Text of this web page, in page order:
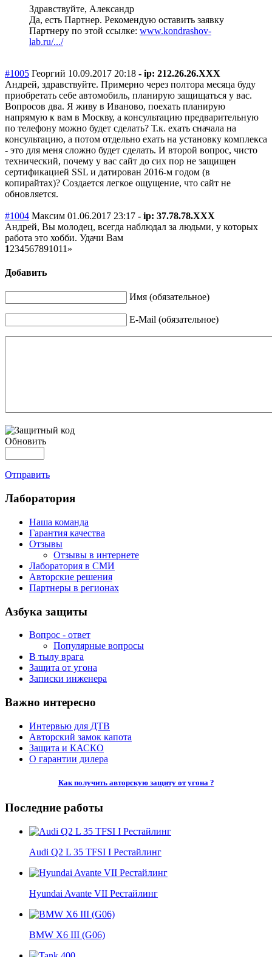
Здравствуйте, Александр
Да, есть Партнер. Рекомендую оставить заявку
Партнеру по этой ссылке: www.kondrashov-
lab.ru/.../
#1005 Георгий 10.09.2017 20:18 - ip: 212.26.26.XXX
Андрей, здравствуйте. Примерно через полтора месяца буду
приобретать себе автомобиль, планирую защищаться у вас.
Вопросов два. Я живу в Иваново, поехать планирую
напрямую к вам в Москву, а консультацию предварительную
по телефону можно будет сделать? Т.к. ехать сначала на
консультацию, а потом отдельно ехать на установку комплекса
- это для меня сложно будет сделать. И второй вопрос, чисто
технический, почему у вас сайт до сих пор не защищен
сертификацией SSL и датирован 2016-м годом (в
копирайтах)? Создается легкое ощущение, что сайт не
обновляется.
#1004 Максим 01.06.2017 23:17 - ip: 37.78.78.XXX
Андрей, Вы молодец, всегда наблюдал за людьми, у которых
работа это хобби. Удачи Вам
1234567891011 »
Добавить
Имя (обязательное)
E-Mail (обязательное)
Обновить
Отправить
Лаборатория
Наша команда
Гарантия качества
Отзывы
Отзывы в интернете
Лаборатория в СМИ
Авторские решения
Партнеры в регионах
Азбука защиты
Вопрос - ответ
Популярные вопросы
В тылу врага
Защита от угона
Записки инженера
Важно интересно
Интервью для ДТВ
Авторский замок капота
Защита и КАСКО
О гарантии дилера
Как получить авторскую защиту от угона ?
Последние работы
Audi Q2 L 35 TFSI I Рестайлинг
Hyundai Avante VII Рестайлинг
BMW X6 III (G06)